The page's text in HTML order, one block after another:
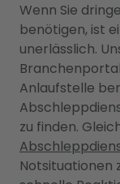
Wenn Sie
benötigen, ist
unerlässlich.
Anlaufstelle
zu finden.
Notsituationen